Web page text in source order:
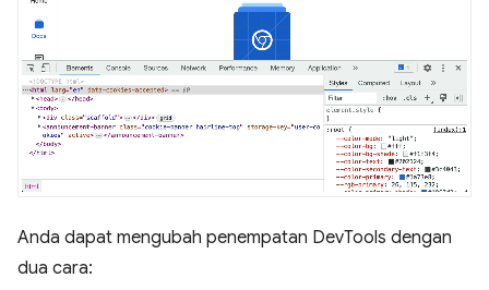
Anda dapat mengubah penempatan DevTools dengan
dua cara: